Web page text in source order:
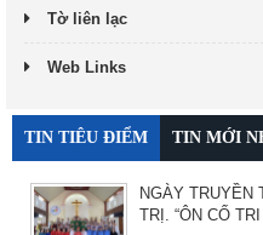
Tờ liên lạc
Web Links
TIN TIÊU ĐIỂM TIN MỚI
NGÀY TRUYỀN
TRỊ. “ÔN CỐ TRI